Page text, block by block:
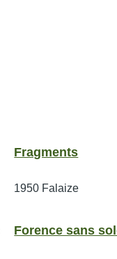
Fragments
1950 Falaize
Forence sans